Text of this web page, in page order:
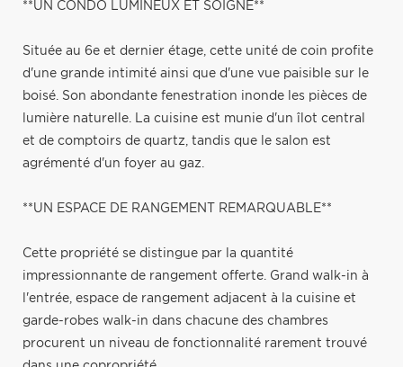
**UN CONDO LUMINEUX ET SOIGNÉ**
Située au 6e et dernier étage, cette unité de coin profite
d'une grande intimité ainsi que d'une vue paisible sur le
boisé. Son abondante fenestration inonde les pièces de
lumière naturelle. La cuisine est munie d'un îlot central
et de comptoirs de quartz, tandis que le salon est
agrémenté d'un foyer au gaz.
**UN ESPACE DE RANGEMENT REMARQUABLE**
Cette propriété se distingue par la quantité
impressionnante de rangement offerte. Grand walk-in à
l'entrée, espace de rangement adjacent à la cuisine et
garde-robes walk-in dans chacune des chambres
procurent un niveau de fonctionnalité rarement trouvé